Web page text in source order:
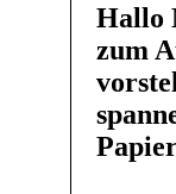
Hallo
zum